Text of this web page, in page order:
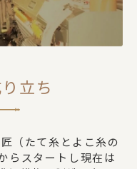
立ち
（たて糸とよこ糸の
らスタートし現在は